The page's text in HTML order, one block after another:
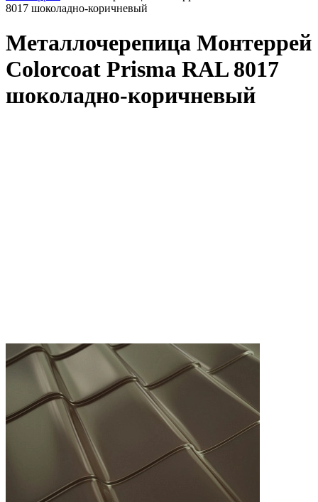
8017 шоколадно-коричневый
Металлочерепица Монтеррей
Colorcoat Prisma RAL 8017
шоколадно-коричневый